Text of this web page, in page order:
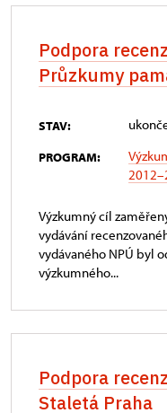
Podpora
Průzkumy
STAV:
PROGRAM:
Výzkumný cíl
vydávání
vydávaného NPÚ byl
výzkumného...
Podpora
Staletá Praha